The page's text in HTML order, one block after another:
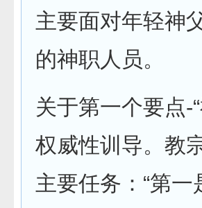
主要面对年轻神
的神职人员。
关于第一个要点-
权威性训导。教
主要任务：“第